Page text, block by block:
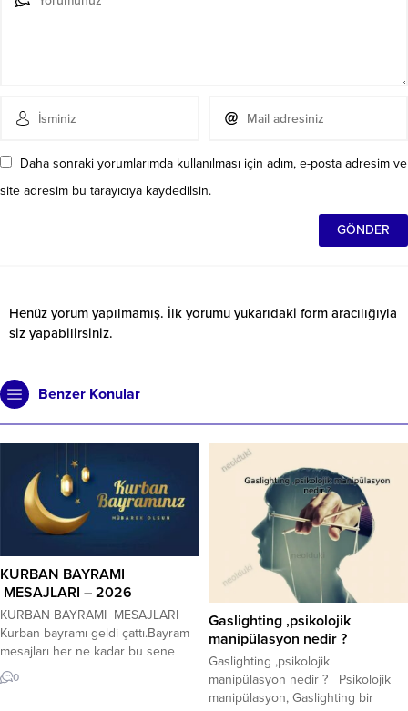
Daha sonraki yorumlarımda kullanılması için adım, e-posta adresim ve
site adresim bu tarayıcıya kaydedilsin.
Henüz yorum yapılmamış. İlk yorumu yukarıdaki form aracılığıyla
siz yapabilirsiniz.
Benzer Konular
KURBAN BAYRAMI
MESAJLARI – 2026
KURBAN BAYRAMI MESAJLARI
Kurban bayramı geldi çattı.Bayram
mesajları her ne kadar bu sene
aransa da buruk bir bayram sevinci
yaşamaktayız. Tam 11 ilimizde
0
Gaslighting ,psikolojik
manipülasyon nedir ?
Gaslighting ,psikolojik
manipülasyon nedir ? Psikolojik
manipülasyon, Gaslighting bir